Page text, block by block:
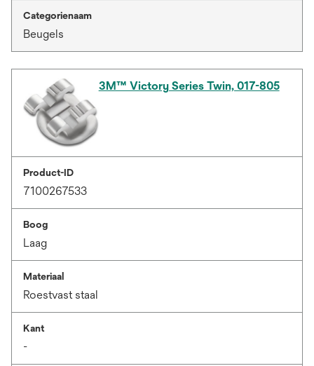
Categorienaam
Beugels
3M™ Victory Series Twin, 017-805
Product-ID
7100267533
Boog
Laag
Materiaal
Roestvast staal
Kant
-